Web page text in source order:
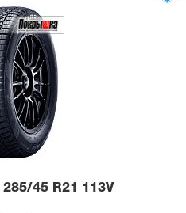
285/45 R21 113V